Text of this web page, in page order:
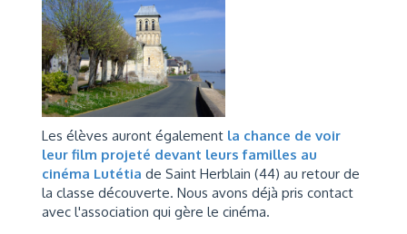
Les élèves auront également la chance de voir
leur film projeté devant leurs familles au
cinéma Lutétia de Saint Herblain (44) au retour de
la classe découverte. Nous avons déjà pris contact
avec l'association qui gère le cinéma.